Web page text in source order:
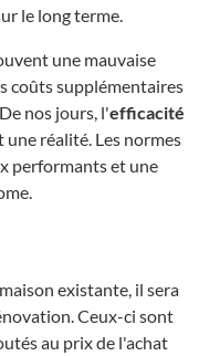
le long terme.
une mauvaise
coûts supplémentaires
nos jours, l'efficacité
une réalité. Les normes
performants et une
existante, il sera
Ceux-ci sont
au prix de l'achat